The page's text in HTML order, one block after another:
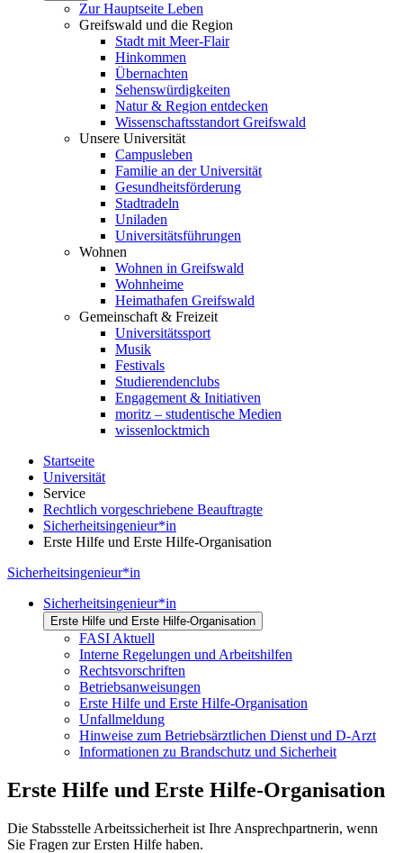
Zur Hauptseite Leben
Greifswald und die Region
Stadt mit Meer-Flair
Hinkommen
Übernachten
Sehenswürdigkeiten
Natur & Region entdecken
Wissenschaftsstandort Greifswald
Unsere Universität
Campusleben
Familie an der Universität
Gesundheitsförderung
Stadtradeln
Uniladen
Universitätsführungen
Wohnen
Wohnen in Greifswald
Wohnheime
Heimathafen Greifswald
Gemeinschaft & Freizeit
Universitätssport
Musik
Festivals
Studierendenclubs
Engagement & Initiativen
moritz – studentische Medien
wissenlocktmich
Startseite
Universität
Service
Rechtlich vorgeschriebene Beauftragte
Sicherheitsingenieur*in
Erste Hilfe und Erste Hilfe-Organisation
Sicherheitsingenieur*in
Sicherheitsingenieur*in
Erste Hilfe und Erste Hilfe-Organisation
FASI Aktuell
Interne Regelungen und Arbeitshilfen
Rechtsvorschriften
Betriebsanweisungen
Erste Hilfe und Erste Hilfe-Organisation
Unfallmeldung
Hinweise zum Betriebsärztlichen Dienst und D-Arzt
Informationen zu Brandschutz und Sicherheit
Erste Hilfe und Erste Hilfe-Organisation
Die Stabsstelle Arbeitssicherheit ist Ihre Ansprechpartnerin, wenn
Sie Fragen zur Ersten Hilfe haben.